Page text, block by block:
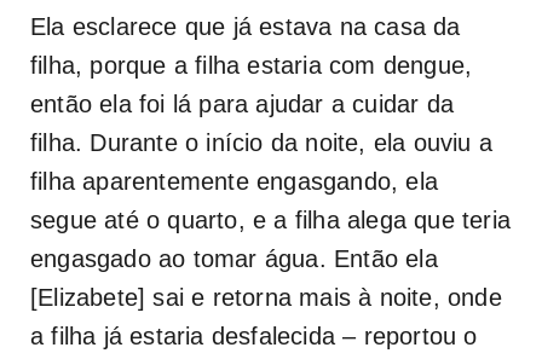
Ela esclarece que já estava na casa da
filha, porque a filha estaria com dengue,
então ela foi lá para ajudar a cuidar da
filha. Durante o início da noite, ela ouviu a
filha aparentemente engasgando, ela
segue até o quarto, e a filha alega que teria
engasgado ao tomar água. Então ela
[Elizabete] sai e retorna mais à noite, onde
a filha já estaria desfalecida – reportou o